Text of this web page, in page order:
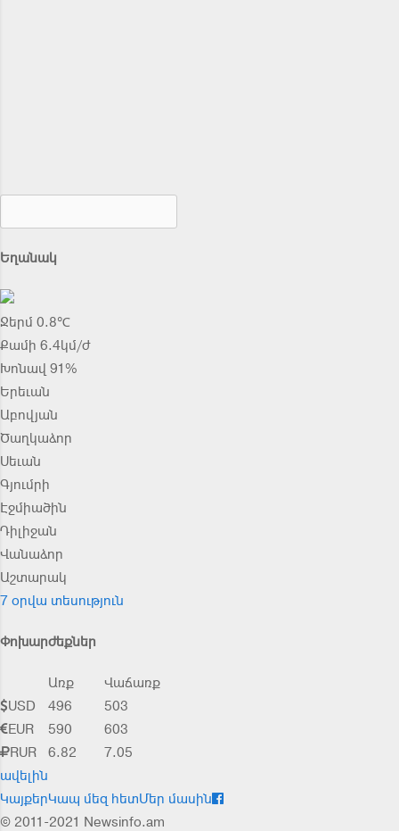
Եղանակ
Ջերմ 0.8℃
Քամի 6.4կմ/ժ
Խոնավ 91%
Երեւան
Աբովյան
Ծաղկաձոր
Սեւան
Գյումրի
Էջմիածին
Դիլիջան
Վանաձոր
Աշտարակ
7 օրվա տեսություն
Փոխարժեքներ
Առք
Վաճառք
USD
496
503
EUR
590
603
RUR
6.82
7.05
ավելին
ԿայքերԿապ մեզ հետՄեր մասին
© 2011-2021 Newsinfo.am